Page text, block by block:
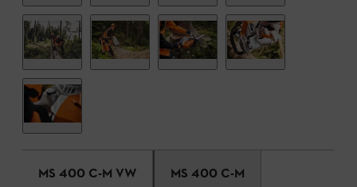
MS 400 C-M VW MS 400 C-M